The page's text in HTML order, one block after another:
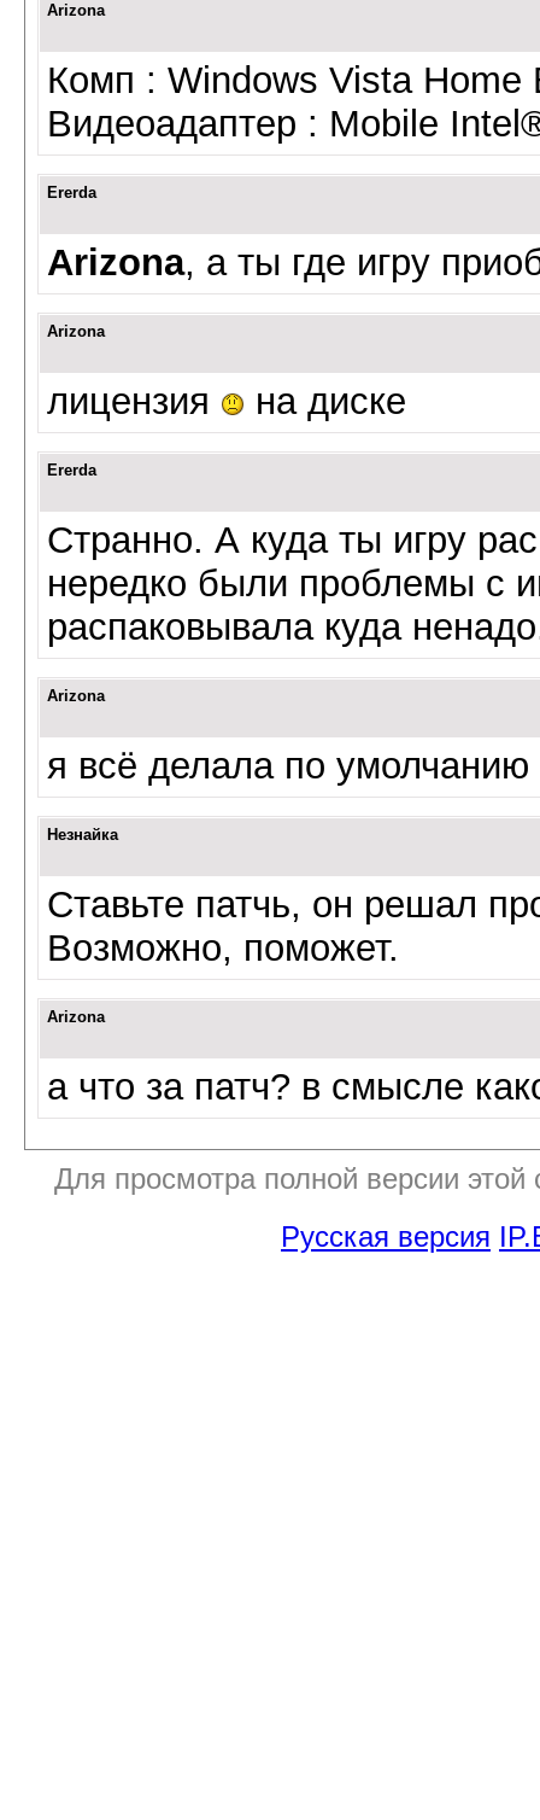
Arizona
Комп : Windows Vista Home
Видеоадаптер : Mobile
Ererda
Arizona, а ты где игру
Arizona
лицензия на диске
Ererda
Странно. А куда ты игру
нередко были проблемы с
распаковывала куда
Arizona
я всё делала по умолчанию
Незнайка
Ставьте патчь, он решал
Возможно, поможет.
Arizona
а что за патч? в смысле
Для просмотра полной версии
Русская версия